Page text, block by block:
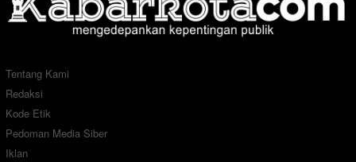
Tentang Kami
Redaksi
Kode Etik
Pedoman Media Siber
Iklan